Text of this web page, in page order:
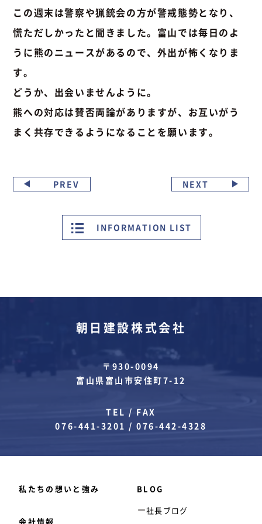
この週末は警察や猟銃会の方が警戒態勢となり、
慌ただしかったと聞きました。富山では毎日のよ
うに熊のニュースがあるので、外出が怖くなりま
す。
どうか、出会いませんように。
熊への対応は賛否両論がありますが、お互いがう
まく共存できるようになることを願います。
PREV
INFORMATION LIST
NEXT
朝日建設株式会社
〒930-0094
富山県富山市安住町7-12
TEL / FAX
076-441-3201 /076-442-4328
私たちの想いと強み
会社情報
BLOG
社長ブログ